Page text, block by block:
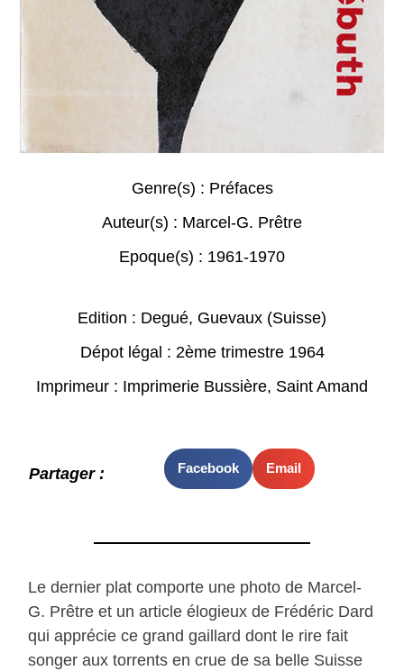
Genre(s) : Préfaces
Auteur(s) : Marcel-G. Prêtre
Epoque(s) : 1961-1970
Edition : Degué, Guevaux (Suisse)
Dépot légal : 2ème trimestre 1964
Imprimeur : Imprimerie Bussière, Saint Amand
Partager : Facebook Email
Le dernier plat comporte une photo de Marcel-
G. Prêtre et un article élogieux de Frédéric Dard
qui apprécie ce grand gaillard dont le rire fait
songer aux torrents en crue de sa belle Suisse